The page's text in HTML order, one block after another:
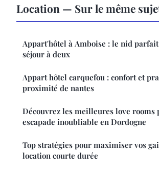
Location — Sur le même
Appart'hôtel à Amboise : le nid
séjour à deux
Appart hôtel carquefou : confort et
proximité de nantes
Découvrez les meilleures love rooms
escapade inoubliable en Dordogne
Top stratégies pour maximiser vos
location courte durée